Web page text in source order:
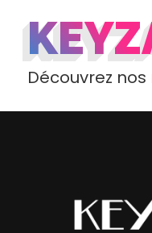
Découvrez